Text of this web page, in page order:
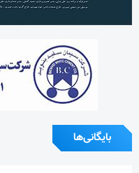
بایگانی‌ها